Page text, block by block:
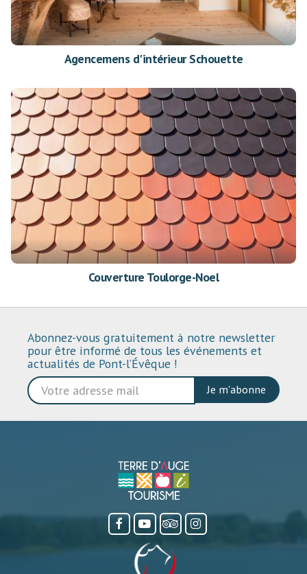
Agencemens d'intérieur Schouette
Couverture Toulorge-Noel
Abonnez-vous gratuitement à notre newsletter
pour être informé de tous les événements et
actualités de Pont-l’Évêque !
Je m'abonne